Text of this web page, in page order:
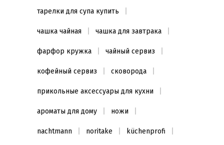
тарелки для супа купить
чашка чайная чашка для завтрака
фарфор кружка чайный сервиз
кофейный сервиз сковорода
прикольные аксессуары для кухни
ароматы для дому ножи
nachtmann noritake küchenprofi